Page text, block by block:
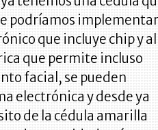
podríamos
que incluye chip y
que permite incluso
facial, se pueden
electrónica y desde ya
de la cédula amarilla